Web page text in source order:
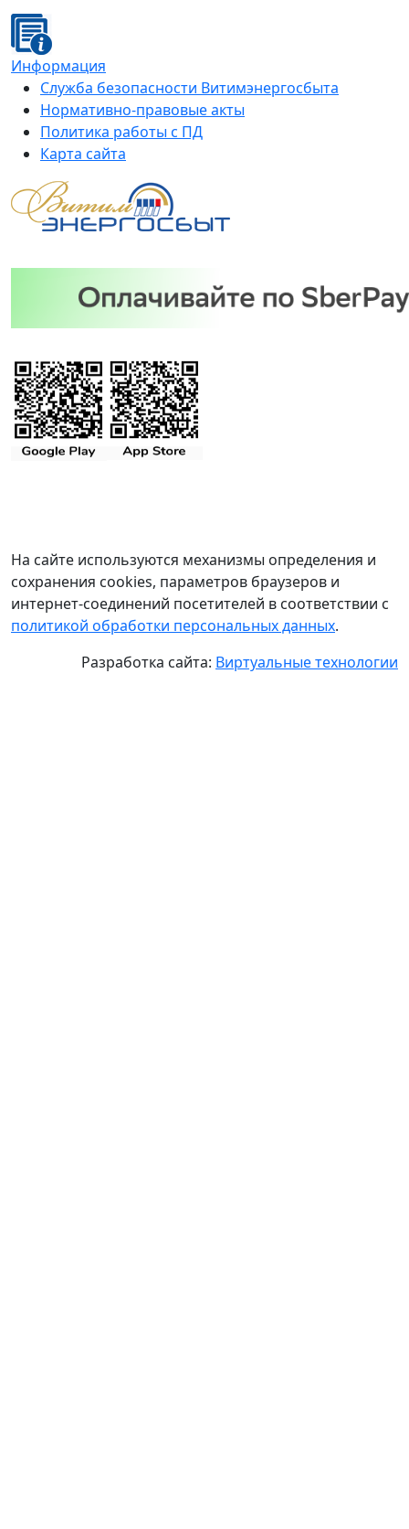
Информация
Служба безопасности Витимэнергосбыта
Нормативно-правовые акты
Политика работы с ПД
Карта сайта
На сайте используются механизмы определения и
сохранения cookies, параметров браузеров и
интернет-соединений посетителей в соответствии с
политикой обработки персональных данных.
Разработка сайта: Виртуальные технологии